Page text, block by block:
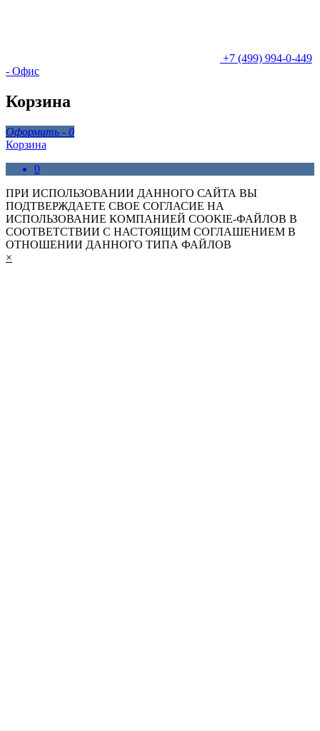
+7 (499) 994-0-449
- Офис
Корзина
Оформить - 0
Корзина
0
ПРИ ИСПОЛЬЗОВАНИИ ДАННОГО САЙТА ВЫ
ПОДТВЕРЖДАЕТЕ СВОЕ СОГЛАСИЕ НА
ИСПОЛЬЗОВАНИЕ КОМПАНИЕЙ COOKIE-ФАЙЛОВ В
СООТВЕТСТВИИ С НАСТОЯЩИМ СОГЛАШЕНИЕМ В
ОТНОШЕНИИ ДАННОГО ТИПА ФАЙЛОВ
×